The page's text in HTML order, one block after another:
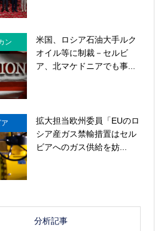
ン
米国、ロシア石油大手ルク
オイル等に制裁－セルビ
ア、北マケドニアでも事...
拡大担当欧州委員「EUのロ
シア産ガス禁輸措置はセル
ビアへのガス供給を妨...
分析記事